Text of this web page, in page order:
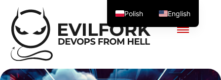
Polish English